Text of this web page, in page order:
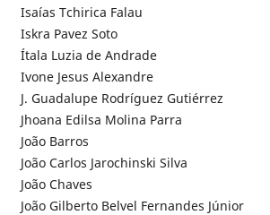
Isaías Tchirica Falau
Iskra Pavez Soto
Ítala Luzia de Andrade
Ivone Jesus Alexandre
J. Guadalupe Rodríguez Gutiérrez
Jhoana Edilsa Molina Parra
João Barros
João Carlos Jarochinski Silva
João Chaves
João Gilberto Belvel Fernandes Júnior